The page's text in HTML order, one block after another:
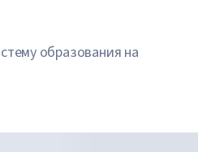
образования на